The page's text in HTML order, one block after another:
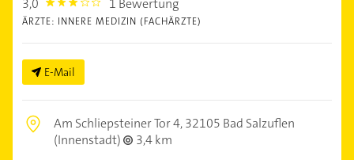
3,0 3.0 1 Bewertung
ÄRZTE: INNERE MEDIZIN (FACHÄRZTE)
E-Mail
Am Schliepsteiner Tor 4,32105 Bad Salzuflen
(Innenstadt)
3,4 km